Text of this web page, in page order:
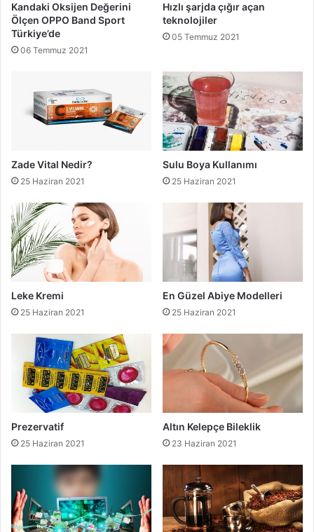
Kandaki Oksijen Değerini
Ölçen OPPO Band Sport
Türkiye’de
06 Temmuz 2021
Hızlı şarjda çığır açan
teknolojiler
05 Temmuz 2021
Zade Vital Nedir?
25 Haziran 2021
Sulu Boya Kullanımı
25 Haziran 2021
Leke Kremi
25 Haziran 2021
En Güzel Abiye Modelleri
25 Haziran 2021
Prezervatif
25 Haziran 2021
Altın Kelepçe Bileklik
23 Haziran 2021